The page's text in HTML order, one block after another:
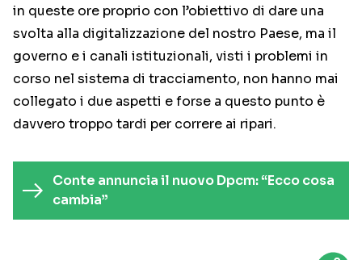
in queste ore proprio con l’obiettivo di dare una
svolta alla digitalizzazione del nostro Paese, ma il
governo e i canali istituzionali, visti i problemi in
corso nel sistema di tracciamento, non hanno mai
collegato i due aspetti e forse a questo punto è
davvero troppo tardi per correre ai ripari.
Conte annuncia il nuovo Dpcm: “Ecco cosa
cambia”